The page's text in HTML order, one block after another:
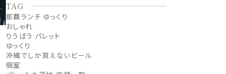
TAG
那覇ランチ ゆっくり
おしゃれ
りうぼう パレット
ゆっくり
沖縄でしか買えないビール
個室